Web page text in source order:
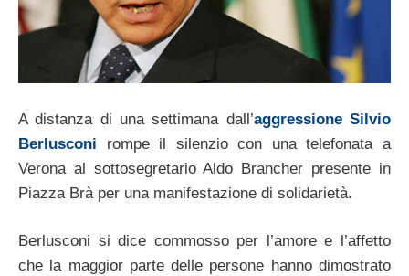
A distanza di una settimana dall’aggressione Silvio
Berlusconi rompe il silenzio con una telefonata a
Verona al sottosegretario Aldo Brancher presente in
Piazza Brà per una manifestazione di solidarietà.
Berlusconi si dice commosso per l’amore e l’affetto
che la maggior parte delle persone hanno dimostrato